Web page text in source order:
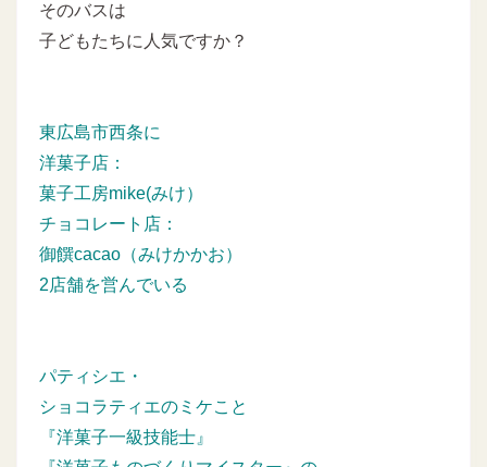
そのバスは
子どもたちに人気ですか？
東広島市西条に
洋菓子店：
菓子工房mike(みけ）
チョコレート店：
御饌cacao（みけかかお）
2店舗を営んでいる
パティシエ・
ショコラティエのミケこと
『洋菓子一級技能士』